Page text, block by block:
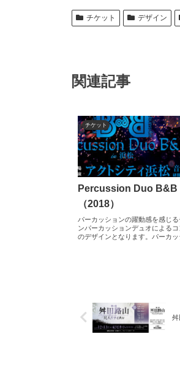
チケット デザイン
関連記事
チケット
Percussion Duo B&B
（2018）
パーカッションの躍動感を感じ
ンパーカッションデュオによる
のデザインとなります。パーカッ
舛